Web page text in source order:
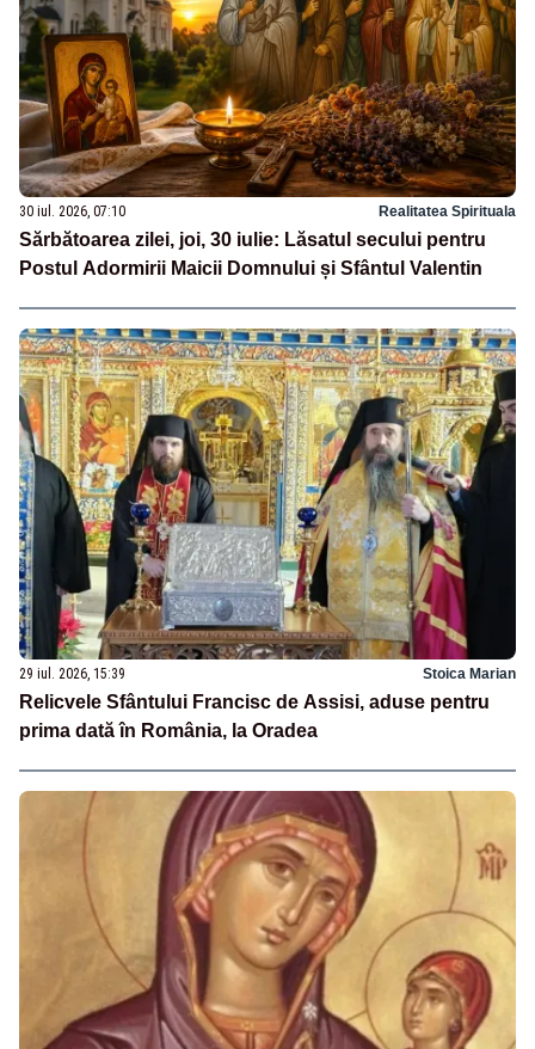
30 iul. 2026, 07:10 Realitatea Spirituala
Sărbătoarea zilei, joi, 30 iulie: Lăsatul secului pentru
Postul Adormirii Maicii Domnului și Sfântul Valentin
29 iul. 2026, 15:39 Stoica Marian
Relicvele Sfântului Francisc de Assisi, aduse pentru
prima dată în România, la Oradea